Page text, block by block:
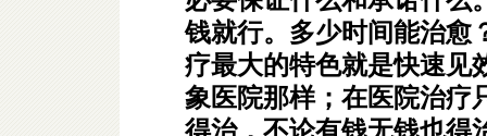
钱就行。多少时间能治愈
疗最大的特色就是快速见
象医院那样；在医院治疗